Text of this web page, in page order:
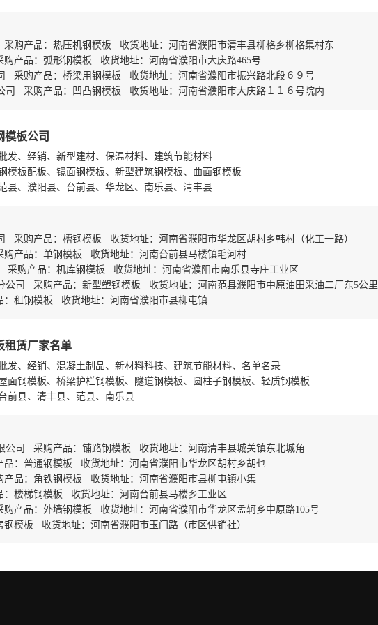
购产品：热压机钢模板 收货地址：河南省濮阳市清丰县柳格乡柳格集村东
产品：弧形钢模板 收货地址：河南省濮阳市大庆路465号
采购产品：桥梁用钢模板 收货地址：河南省濮阳市振兴路北段６９号
司 采购产品：凹凸钢模板 收货地址：河南省濮阳市大庆路１１６号院内
模板公司
发、经销、新型建材、保温材料、建筑节能材料
模板配板、镜面钢模板、新型建筑钢模板、曲面钢模板
县、濮阳县、台前县、华龙区、南乐县、清丰县
采购产品：槽钢模板 收货地址：河南省濮阳市华龙区胡村乡韩村（化工一路）
产品：单钢模板 收货地址：河南台前县马楼镇毛河村
采购产品：机库钢模板 收货地址：河南省濮阳市南乐县寺庄工业区
公司 采购产品：新型塑钢模板 收货地址：河南范县濮阳市中原油田采油二厂东5公里
租钢模板 收货地址：河南省濮阳市县柳屯镇
租赁厂家名单
发、经销、混凝土制品、新材料科技、建筑节能材料、名单名录
面钢模板、桥梁护栏钢模板、隧道钢模板、圆柱子钢模板、轻质钢模板
前县、清丰县、范县、南乐县
公司 采购产品：铺路钢模板 收货地址：河南清丰县城关镇东北城角
：普通钢模板 收货地址：河南省濮阳市华龙区胡村乡胡乜
品：角铁钢模板 收货地址：河南省濮阳市县柳屯镇小集
楼梯钢模板 收货地址：河南台前县马楼乡工业区
产品：外墙钢模板 收货地址：河南省濮阳市华龙区孟轲乡中原路105号
模板 收货地址：河南省濮阳市玉门路（市区供销社）